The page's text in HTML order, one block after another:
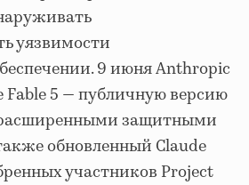
уязвимости
9 июня Anthropic
Fable 5 — публичную версию
защитными
обновленный Claude
участников Project